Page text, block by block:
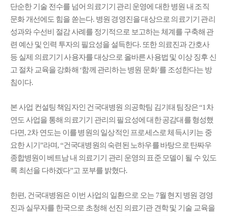
단순한 기술 전수를 넘어 의료기기 관리 운영에 대한 병원 내 조직
문화 개선에도 힘을 쏟는다. 병원 경영진을 대상으로 의료기기 관리
성과와 수선비 절감 사례를 정기적으로 보고하는 체계를 구축해 관
련 예산 및 인력 투자의 필요성을 설득한다. 또한 의료진과 간호사
등 실제 의료기기 사용자를 대상으로 올바른 사용법 및 이상 징후 신
고 절차 교육을 강화해 ‘함께 관리하는 병원 문화’를 조성한다는 방
침이다.
본 사업 컨설팅 책임자인 건국대병원 의공학팀 김기태 팀장은 “1차
연도 사업을 통해 의료기기 관리의 필요성에 대한 공감대를 형성했
다면, 2차 연도는 이를 병원의 일상적인 프로세스로 체득시키는 중
요한 시기”라며, “건국대병원의 숙련된 노하우를 바탕으로 탄짜우
종합병원이 베트남 내 의료기기 관리 운영의 표준 모델이 될 수 있도
록 최선을 다하겠다”고 포부를 밝혔다.
한편, 건국대병원은 이번 사업의 일환으로 오는 7월 현지 병원 경영
진과 실무자를 한국으로 초청해 선진 의료기관 견학 및 기술 교육을